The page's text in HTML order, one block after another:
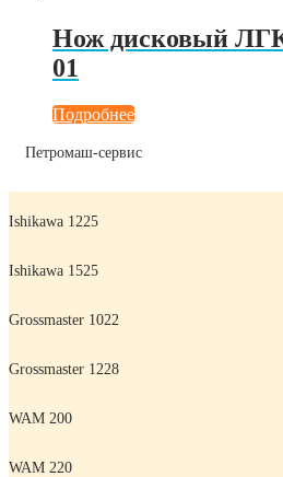
Нож дисковый
01
Подробнее
Петромаш-сервис
Ishikawa 1225
Ishikawa 1525
Grossmaster 1022
Grossmaster 1228
WAM 200
WAM 220